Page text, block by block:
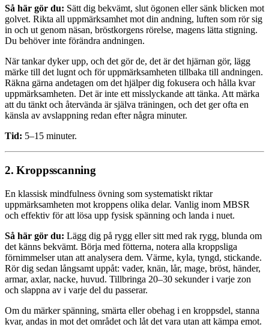
Så här gör du: Sätt dig bekvämt, slut ögonen eller sänk blicken mot
golvet. Rikta all uppmärksamhet mot din andning, luften som rör sig
in och ut genom näsan, bröstkorgens rörelse, magens lätta stigning.
Du behöver inte förändra andningen.
När tankar dyker upp, och det gör de, det är det hjärnan gör, lägg
märke till det lugnt och för uppmärksamheten tillbaka till andningen.
Räkna gärna andetagen om det hjälper dig fokusera och hålla kvar
uppmärksamheten. Det är inte ett misslyckande att tänka. Att märka
att du tänkt och återvända är själva träningen, och det ger ofta en
känsla av avslappning redan efter några minuter.
Tid: 5–15 minuter.
2. Kroppsscanning
En klassisk mindfulness övning som systematiskt riktar
uppmärksamheten mot kroppens olika delar. Vanlig inom MBSR
och effektiv för att lösa upp fysisk spänning och landa i nuet.
Så här gör du: Lägg dig på rygg eller sitt med rak rygg, blunda om
det känns bekvämt. Börja med fötterna, notera alla kroppsliga
förnimmelser utan att analysera dem. Värme, kyla, tyngd, stickande.
Rör dig sedan långsamt uppåt: vader, knän, lår, mage, bröst, händer,
armar, axlar, nacke, huvud. Tillbringa 20–30 sekunder i varje zon
och slappna av i varje del du passerar.
Om du märker spänning, smärta eller obehag i en kroppsdel, stanna
kvar, andas in mot det området och låt det vara utan att kämpa emot.